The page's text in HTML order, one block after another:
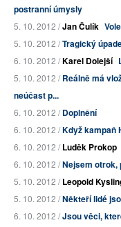
postranní úmysly
5. 10. 2012 /Jan Čulík
5. 10. 2012 /Tragický
6. 10. 2012 /Karel Dolejší
5. 10. 2012 /Reálně má
neúčast p...
6. 10. 2012 /Doplnění
6. 10. 2012 /Když kampaň
6. 10. 2012 /Luděk Prokop
6. 10. 2012 /Nejsem otrok,
5. 10. 2012 /Leopold
5. 10. 2012 /Někteří lidé
6. 10. 2012 /Jsou věci,